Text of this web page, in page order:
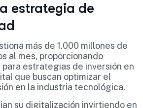
estrategia de
más de 1.000 millones de
al mes, proporcionando
estrategias de inversión en
que buscan optimizar el
en la industria tecnológica.
su digitalización invirtiendo en